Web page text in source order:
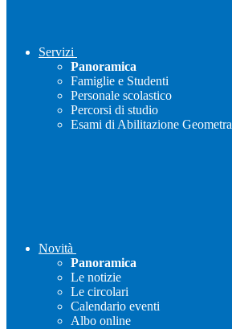
Servizi
Panoramica
Famiglie e Studenti
Personale scolastico
Percorsi di studio
Esami di Abilitazione Geometra
Novità
Panoramica
Le notizie
Le circolari
Calendario eventi
Albo online